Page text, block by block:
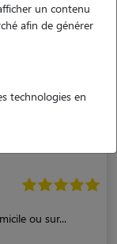
ou sur...
un contenu
afin de générer
technologies en